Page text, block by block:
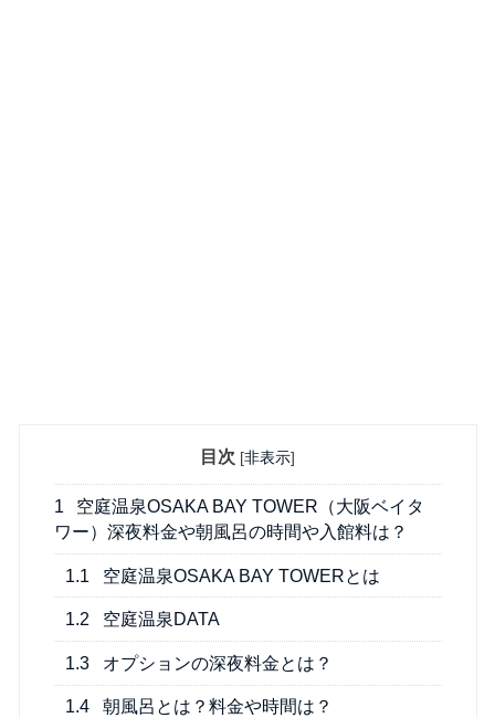
目次 [非表示]
1
空庭温泉OSAKA BAY TOWER（大阪ベイタ
ワー）深夜料金や朝風呂の時間や入館料は？
1.1 空庭温泉OSAKA BAY TOWERとは
1.2 空庭温泉DATA
1.3 オプションの深夜料金とは？
1.4 朝風呂とは？料金や時間は？